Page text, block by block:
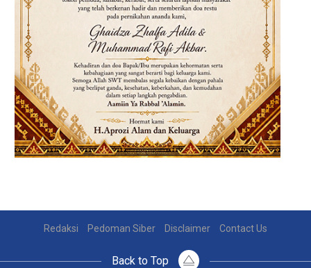
Redaksi Pedoman Siber Disclaimer Contact Us
Back to Top